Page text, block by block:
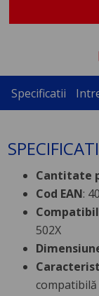
Specificatii
Cantitate
Cod EAN:
502X